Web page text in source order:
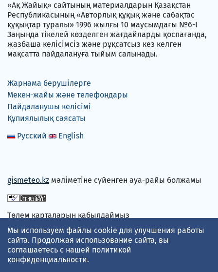
«Ақ Жайық» сайтының материалдарын Қазақстан
Республикасының «Авторлық құқық және сабақтас
құқықтар туралы» 1996 жылғы 10 маусымдағы №6-I
Заңында тікелей көзделген жағдайларды қоспағанда,
жазбаша келісімсіз және рұқсатсыз кез келген
мақсатта пайдалануға тыйым салынады.
Жарнама берушілерге
Мекен-жайы және телефондары
Пайдаланушы келісімі
Құпиялылық саясаты
Русский
English
gismeteo.kz мәліметіне сүйенген ауа-райы болжамы
Төлем карталарын қабылдаймыз
Мы используем файлы cookie для улучшения работы
сайта. Продолжая использование сайта, вы
соглашаетесь с нашей политикой
конфиденциальности.